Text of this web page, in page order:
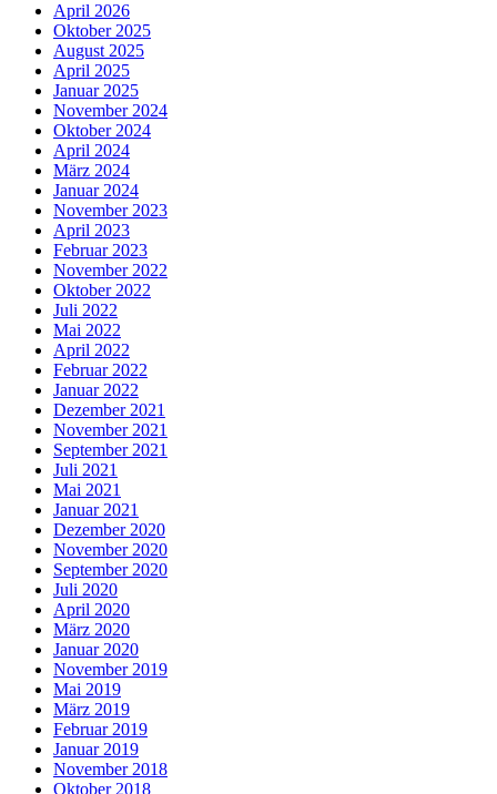
April 2026
Oktober 2025
August 2025
April 2025
Januar 2025
November 2024
Oktober 2024
April 2024
März 2024
Januar 2024
November 2023
April 2023
Februar 2023
November 2022
Oktober 2022
Juli 2022
Mai 2022
April 2022
Februar 2022
Januar 2022
Dezember 2021
November 2021
September 2021
Juli 2021
Mai 2021
Januar 2021
Dezember 2020
November 2020
September 2020
Juli 2020
April 2020
März 2020
Januar 2020
November 2019
Mai 2019
März 2019
Februar 2019
Januar 2019
November 2018
Oktober 2018